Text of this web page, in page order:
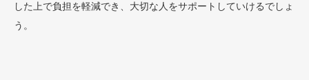
した上で負担を軽減でき、大切な人をサポートしていけるでしょ
う。